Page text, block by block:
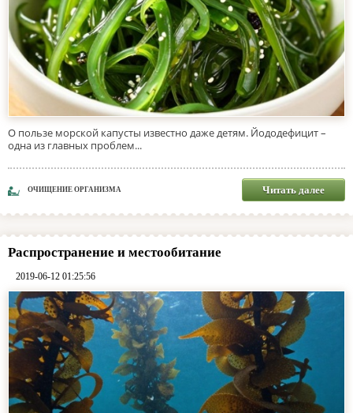
О пользе морской капусты известно даже детям. Йододефицит –
одна из главных проблем...
ОЧИЩЕНИЕ ОРГАНИЗМА Читать далее
Распространение и местообитание
2019-06-12 01:25:56